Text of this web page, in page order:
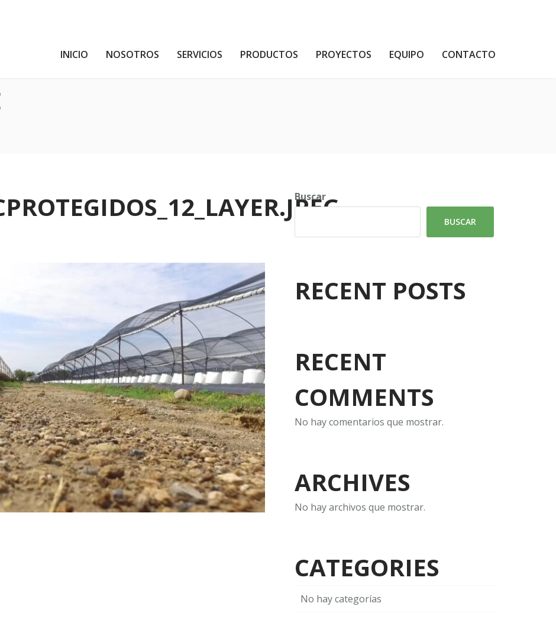
INICIO NOSOTROS SERVICIOS PRODUCTOS PROYECTOS EQUIPO CONTACTO
Buscar
BUSCAR
RECENT POSTS
RECENT
COMMENTS
No hay comentarios que mostrar.
ARCHIVES
No hay archivos que mostrar.
CATEGORIES
No hay categorías